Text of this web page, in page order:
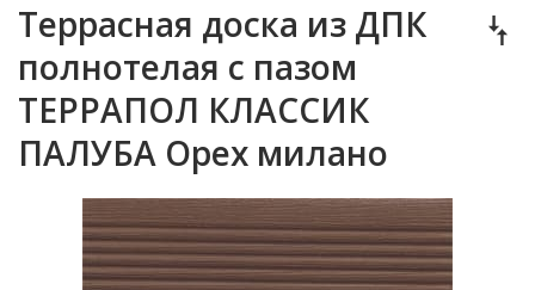
Террасная доска из ДПК
полнотелая с пазом
ТЕРРАПОЛ КЛАССИК
ПАЛУБА Орех милано